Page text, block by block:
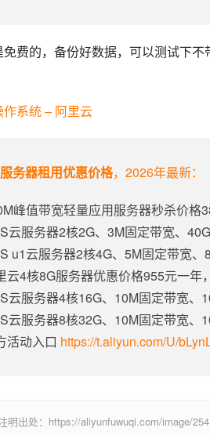
费的，备份好数据，可以测试下
作系统 – 阿里云
务器租用优惠价格，2026年最新：
峰值带宽轻量应用服务器秒杀价格
云服务器2核2G、3M固定带宽、
u1云服务器2核4G、5M固定带宽、
云4核8G服务器优惠价格955元一年
云服务器4核16G、10M固定带宽、
云服务器8核32G、10M固定带宽、
活动入口 https://t.aliyun.com/U/
明出处：https://aliyunfuwuqi.com/image/